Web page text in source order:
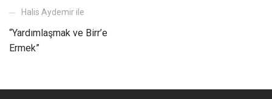
Halis Aydemir ile
“Yardımlaşmak ve Birr’e
Ermek”